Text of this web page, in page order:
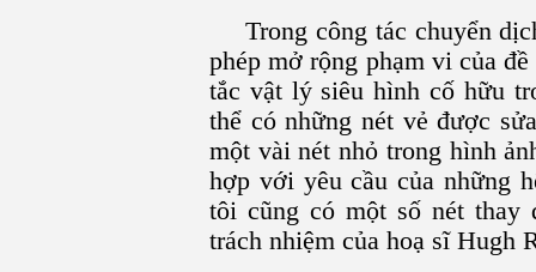
Trong công tác chuyển
phép mở rộng phạm vi của
tắc vật lý siêu hình cố hữu
thể có những nét vẻ được
một vài nét nhỏ trong hình
hợp với yêu cầu của những
tôi cũng có một số nét thay
trách nhiệm của hoạ sĩ Hugh